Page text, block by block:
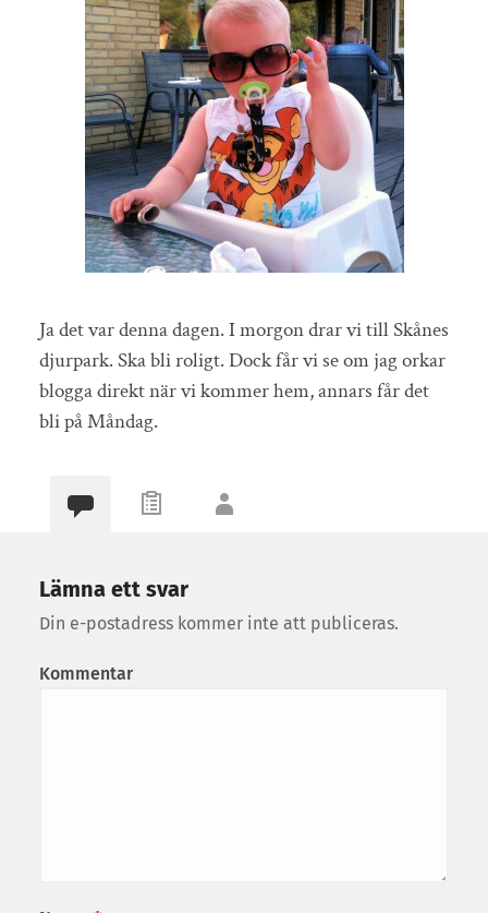
Ja det var denna dagen. I morgon drar vi till Skånes
djurpark. Ska bli roligt. Dock får vi se om jag orkar
blogga direkt när vi kommer hem, annars får det
bli på Måndag.
Lämna ett svar
Din e-postadress kommer inte att publiceras.
Kommentar